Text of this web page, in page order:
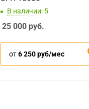
В наличии: 5
25 000руб.
от6 250 руб/мес